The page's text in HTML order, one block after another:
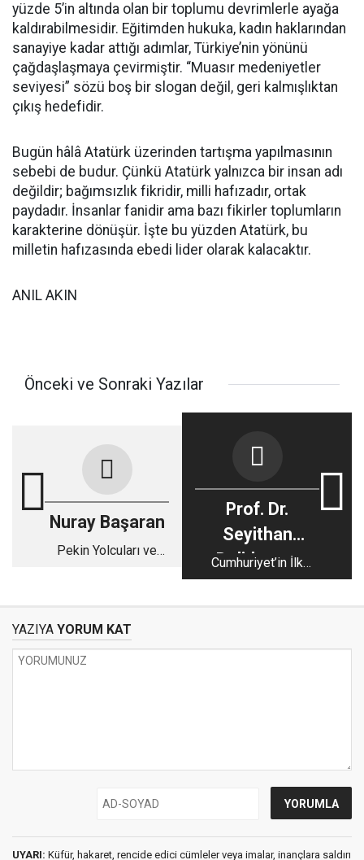
yüzde 5’in altında olan bir toplumu devrimlerle ayağa
kaldırabilmesidir. Eğitimden hukuka, kadın haklarından
sanayiye kadar attığı adımlar, Türkiye’nin yönünü
çağdaşlaşmaya çevirmiştir. “Muasır medeniyetler
seviyesi” sözü boş bir slogan değil, geri kalmışlıktan
çıkış hedefidir.
Bugün hâlâ Atatürk üzerinden tartışma yapılmasının
sebebi de budur. Çünkü Atatürk yalnızca bir insan adı
değildir; bağımsızlık fikridir, milli hafızadır, ortak
paydadır. İnsanlar fanidir ama bazı fikirler toplumların
karakterine dönüşür. İşte bu yüzden Atatürk, bu
milletin hafızasında ebedi lider olarak kalacaktır.
ANIL AKIN
Önceki ve Sonraki Yazılar
Nuray Başaran
Pekin Yolcuları ve
Prof. Dr.
Seyithan
Deliduman
Cumhuriyet’in İlk
Yıllarından Günümüze
YAZIYA YORUM KAT
UYARI: Küfür, hakaret, rencide edici cümleler veya imalar, inançlara saldırı